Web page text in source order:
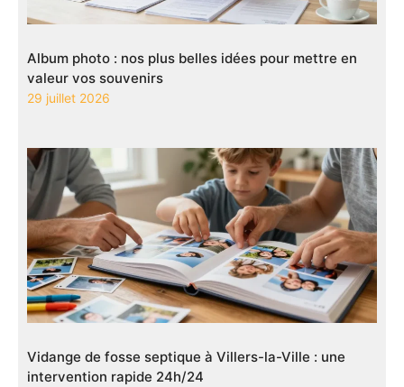
Album photo : nos plus belles idées pour mettre en
valeur vos souvenirs
29 juillet 2026
Vidange de fosse septique à Villers-la-Ville : une
intervention rapide 24h/24